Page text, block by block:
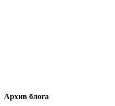
Архив блога